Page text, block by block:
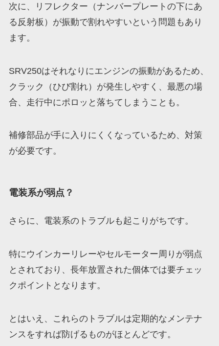
次に、リフレクター（ナンバープレートの下にあ
る反射板）が振動で割れやすいという問題もあり
ます。
SRV250はそれなりにエンジンの振動があるため、
クラック（ひび割れ）が発生しやすく、最悪の場
合、走行中にポロッと落ちてしまうことも。
補修部品が手に入りにくくなっているため、対策
が必要です。
電装系が弱点？
さらに、電装系のトラブルも起こりがちです。
特にウインカーリレーやセルモーター周りが弱点
とされており、長年放置された個体では要チェッ
クポイントとなります。
とはいえ、これらのトラブルは定期的なメンテナ
ンスをすれば防げるものがほとんどです。